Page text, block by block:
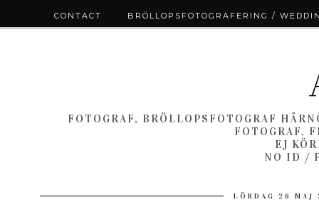
FOTOGRAF, BRÖLLOPSFOTOGRAF
FOTOGRAF,
EJ
NO ID /
LÖRDAG 26 MAJ
CONTACT BRÖLLOPSFOTOGRAFERING /